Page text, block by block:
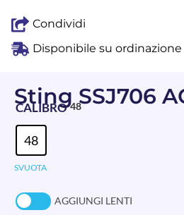
Condividi
Disponibile su ordinazione
Sting SSJ706
CALIBRO 48
48
SVUOTA
AGGIUNGI LENTI